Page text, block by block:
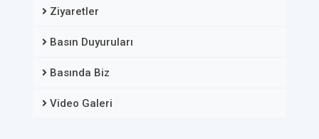
Ziyaretler
Basın Duyuruları
Basında Biz
Video Galeri